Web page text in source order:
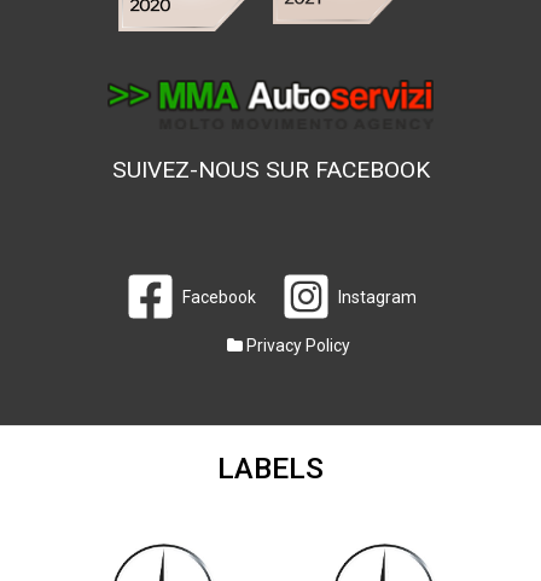
SUIVEZ-NOUS SUR FACEBOOK
Facebook Instagram
Privacy Policy
LABELS